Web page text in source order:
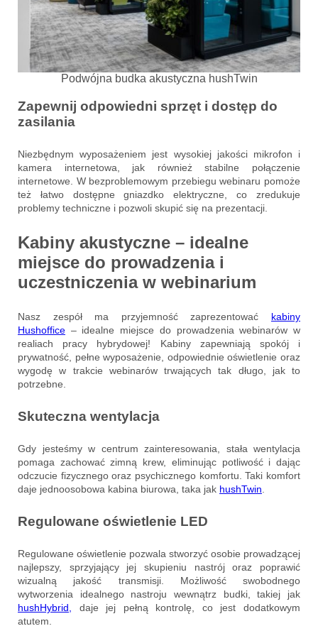
Podwójna budka akustyczna hushTwin
Zapewnij odpowiedni sprzęt i dostęp do
zasilania
Niezbędnym wyposażeniem jest wysokiej jakości mikrofon i
kamera internetowa, jak również stabilne połączenie
internetowe. W bezproblemowym przebiegu webinaru pomoże
też łatwo dostępne gniazdko elektryczne, co zredukuje
problemy techniczne i pozwoli skupić się na prezentacji.
Kabiny akustyczne – idealne
miejsce do prowadzenia i
uczestniczenia w webinarium
Nasz zespół ma przyjemność zaprezentować kabiny
Hushoffice – idealne miejsce do prowadzenia webinarów w
realiach pracy hybrydowej! Kabiny zapewniają spokój i
prywatność, pełne wyposażenie, odpowiednie oświetlenie oraz
wygodę w trakcie webinarów trwających tak długo, jak to
potrzebne.
Skuteczna wentylacja
Gdy jesteśmy w centrum zainteresowania, stała wentylacja
pomaga zachować zimną krew, eliminując potliwość i dając
odczucie fizycznego oraz psychicznego komfortu. Taki komfort
daje jednoosobowa kabina biurowa, taka jak hushTwin
Regulowane oświetlenie LED
Regulowane oświetlenie pozwala stworzyć osobie prowadzącej
najlepszy, sprzyjający jej skupieniu nastrój oraz poprawić
wizualną jakość transmisji. Możliwość swobodnego
wytworzenia idealnego nastroju wewnątrz budki, takiej jak
hushHybrid
daje jej pełną kontrolę, co jest dodatkowym
atutem.